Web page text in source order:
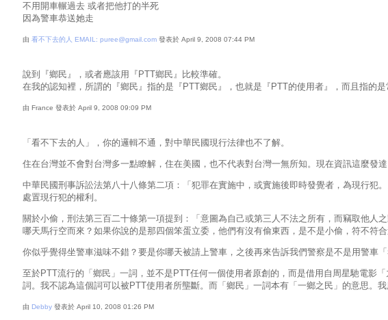
不用開車輾過去 或者把他打的半死
因為警車恭送她走
由 看不下去的人 EMAIL: puree@gmail.com 發表於 April 9, 2008 07:44 PM
說到『鄉民』，或者應該用『PTT鄉民』比較準確。
在我的認知裡，所謂的『鄉民』指的是『PTT鄉民』，也就是『PTT的使用者』，而且指的
由 France 發表於 April 9, 2008 09:09 PM
「看不下去的人」，你的邏輯不通，對中華民國現行法律也不了解。
住在台灣並不會對台灣多一點瞭解，住在美國，也不代表對台灣一無所知。現在資訊這麼發
中華民國刑事訴訟法第八十八條第二項：「犯罪在實施中，或實施後即時發覺者，為現行
處置現行犯的權利。
關於小偷，刑法第三百二十條第一項提到：「意圖為自己或第三人不法之所有，而竊取他
哪天馬行空而來？如果你說的是那四個笨蛋立委，他們有沒有偷東西，是不是小偷，符不符
你似乎覺得坐警車滋味不錯？要是你哪天被請上警車，之後再來告訴我們警察是不是用警車「
至於PTT流行的「鄉民」一詞，並不是PTT任何一個使用者原創的，而是借用自周星馳電影
詞。我不認為這個詞可以被PTT使用者所壟斷。而「鄉民」一詞本有「一鄉之民」的意思。我
由 Debby 發表於 April 10, 2008 01:26 PM